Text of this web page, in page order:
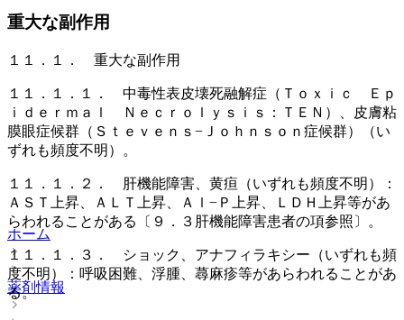
重大な副作用
１１．１． 重大な副作用
１１．１．１． 中毒性表皮壊死融解症（Ｔｏｘｉｃ Ｅｐ
ｉｄｅｒｍａｌ Ｎｅｃｒｏｌｙｓｉｓ：ＴＥＮ）、皮膚粘
膜眼症候群（Ｓｔｅｖｅｎｓ−Ｊｏｈｎｓｏｎ症候群）（い
ずれも頻度不明）。
１１．１．２． 肝機能障害、黄疸（いずれも頻度不明）：
ＡＳＴ上昇、ＡＬＴ上昇、Ａｌ−Ｐ上昇、ＬＤＨ上昇等があ
らわれることがある〔９．３肝機能障害患者の項参照〕。
１１．１．３． ショック、アナフィラキシー（いずれも頻
度不明）：呼吸困難、浮腫、蕁麻疹等があらわれることがあ
る。
ホーム
薬剤情報